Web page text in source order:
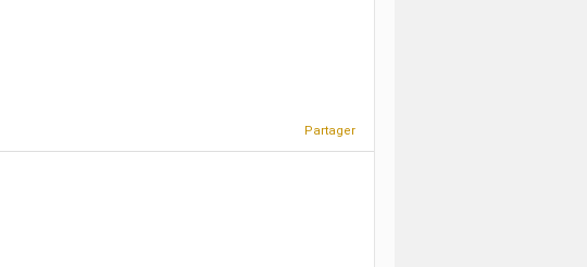
Partager